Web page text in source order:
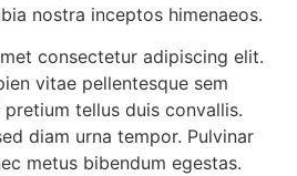
nostra inceptos himenaeos.
consectetur adipiscing elit.
vitae pellentesque sem
tellus duis convallis.
diam urna tempor. Pulvinar
metus bibendum egestas.